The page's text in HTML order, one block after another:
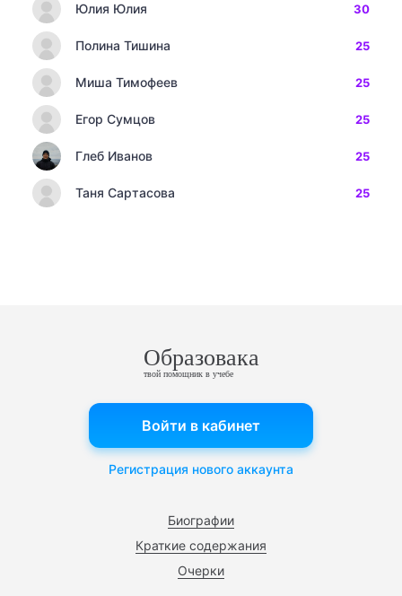
Юлия Юлия 30
Полина Тишина 25
Миша Тимофеев 25
Егор Сумцов 25
Глеб Иванов 25
Таня Сартасова 25
Образовака
твой помощник в учебе
Биографии
Краткие содержания
Очерки
Войти в кабинет
Регистрация нового аккаунта